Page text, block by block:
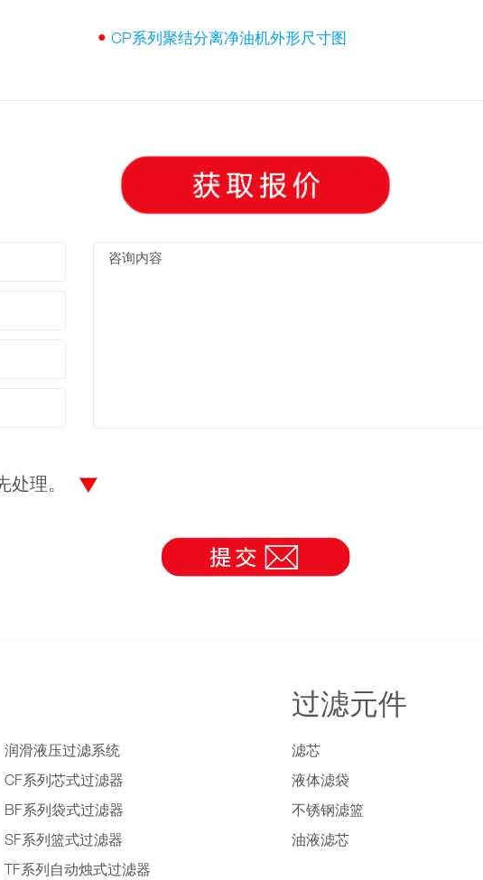
• CP系列聚结分离净油机外形尺寸图
处理。
润滑液压过滤系统
CF系列芯式过滤器
BF系列袋式过滤器
SF系列篮式过滤器
TF系列自动烛式过滤器
过滤元件
滤芯
液体滤袋
不锈钢滤篮
油液滤芯